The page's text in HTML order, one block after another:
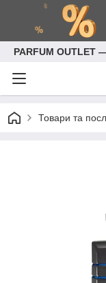
PARFUM OUTLET
Товари та